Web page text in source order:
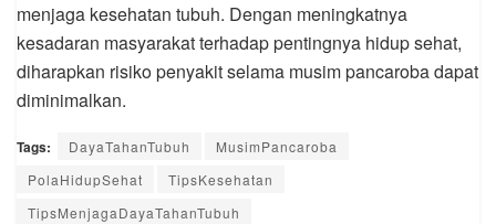
menjaga kesehatan tubuh. Dengan meningkatnya
kesadaran masyarakat terhadap pentingnya hidup sehat,
diharapkan risiko penyakit selama musim pancaroba dapat
diminimalkan.
Tags: DayaTahanTubuh
MusimPancaroba
PolaHidupSehat
TipsKesehatan
TipsMenjagaDayaTahanTubuh